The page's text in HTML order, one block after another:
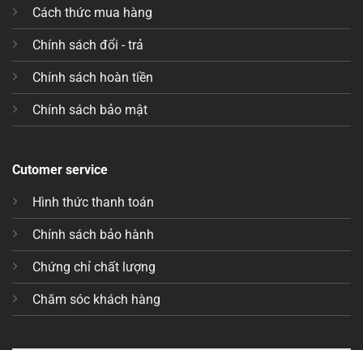
Cách thức mua hàng
Chính sách đổi - trả
Chính sách hoàn tiền
Chính sách bảo mật
Cutomer service
Hình thức thanh toán
Chính sách bảo hành
Chứng chỉ chất lượng
Chăm sóc khách hàng